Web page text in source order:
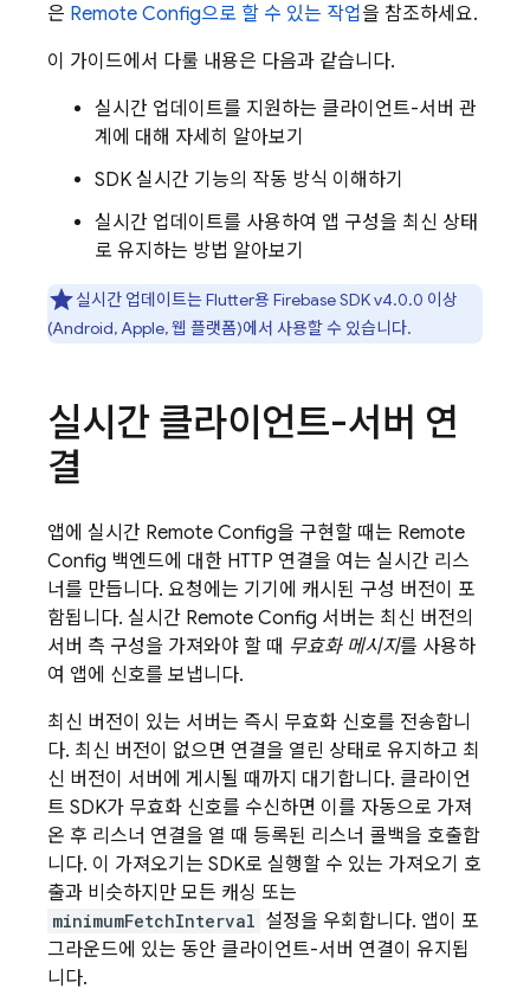
은 Remote Config으로 할 수 있는 작업을 참조하세요.
이 가이드에서 다룰 내용은 다음과 같습니다.
실시간 업데이트를 지원하는 클라이언트-서버 관
계에 대해 자세히 알아보기
SDK 실시간 기능의 작동 방식 이해하기
실시간 업데이트를 사용하여 앱 구성을 최신 상태
로 유지하는 방법 알아보기
실시간 업데이트는 Flutter용 Firebase SDK v4.0.0 이상
(Android, Apple, 웹 플랫폼)에서 사용할 수 있습니다.
실시간 클라이언트-서버 연
결
앱에 실시간 Remote Config을 구현할 때는 Remote
Config 백엔드에 대한 HTTP 연결을 여는 실시간 리스
너를 만듭니다. 요청에는 기기에 캐시된 구성 버전이 포
함됩니다. 실시간 Remote Config 서버는 최신 버전의
서버 측 구성을 가져와야 할 때 무효화 메시지를 사용하
여 앱에 신호를 보냅니다.
최신 버전이 있는 서버는 즉시 무효화 신호를 전송합니
다. 최신 버전이 없으면 연결을 열린 상태로 유지하고 최
신 버전이 서버에 게시될 때까지 대기합니다. 클라이언
트 SDK가 무효화 신호를 수신하면 이를 자동으로 가져
온 후 리스너 연결을 열 때 등록된 리스너 콜백을 호출합
니다. 이 가져오기는 SDK로 실행할 수 있는 가져오기 호
출과 비슷하지만 모든 캐싱 또는
minimumFetchInterval 설정을 우회합니다. 앱이 포
그라운드에 있는 동안 클라이언트-서버 연결이 유지됩
니다.